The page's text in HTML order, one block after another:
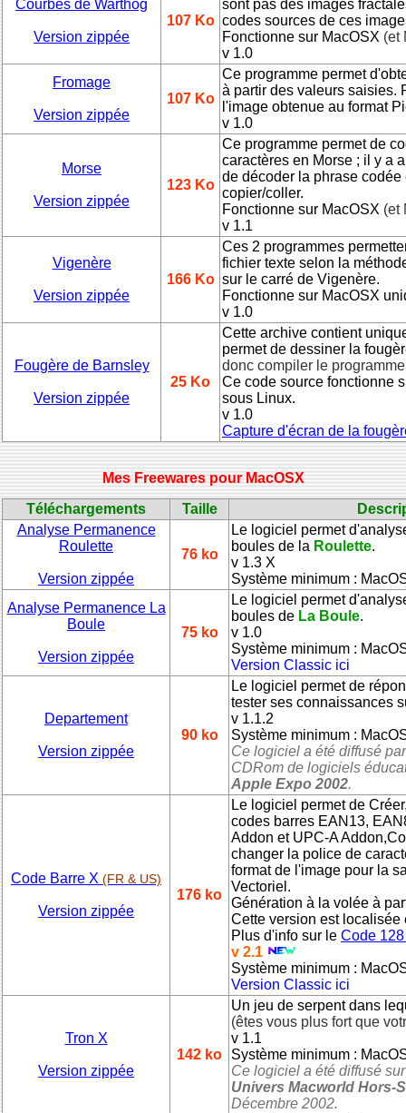
Courbes de Warthog
Version zippée
107 Ko
sont pas des images
codes sources de ces
Fonctionne sur MacOSX (et
v 1.0
Fromage
Version zippée
107 Ko
Ce programme permet
à partir des valeurs saisies.
l'image obtenue au format
v 1.0
Morse
Version zippée
123 Ko
Ce programme permet de
caractères en Morse ; il y a
de décoder la phrase
copier/coller.
Fonctionne sur MacOSX (et
v 1.1
Vigenère
Version zippée
166 Ko
Ces 2 programmes
fichier texte selon la
sur le carré de Vigenère.
Fonctionne sur MacOSX
v 1.0
Fougère de Barnsley
Version zippée
25 Ko
Cette archive contient
permet de dessiner la
donc compiler le
Ce code source fonctionne
sous Linux.
v 1.0
Capture d'écran de la
Mes Freewares pour MacOSX
Téléchargements Taille
Analyse Permanence
Roulette
Version zippée
76 ko
Le logiciel permet
boules de la Roulette.
v 1.3 X
Système minimum :
Analyse Permanence La
Boule
Version zippée
75 ko
Le logiciel permet
boules de La Boule.
v 1.0
Système minimum :
Version Classic ici
Departement
Version zippée
90 ko
Le logiciel permet de
tester ses connaissances
v 1.1.2
Système minimum :
Ce logiciel a été diffusé
CDRom de logiciels
Apple Expo 2002.
Code Barre X (FR & US)
Version zippée
176 ko
Le logiciel permet de
codes barres EAN13,
Addon et UPC-A
changer la police de
format de l'image pour la
Vectoriel.
Génération à la volée à
Cette version est
Plus d'info sur le Code
v 2.1
Système minimum :
Version Classic ici
Tron X
Version zippée
142 ko
Un jeu de serpent dans
(êtes vous plus fort que
v 1.1
Système minimum :
Ce logiciel a été diffusé
Univers Macworld Hors-
Décembre 2002.